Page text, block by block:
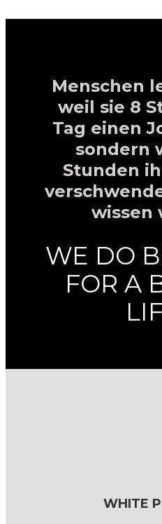
Menschen
weil sie 8
Tag einen
sondern
Stunden
wissen
WE DO
FOR A
WHITE